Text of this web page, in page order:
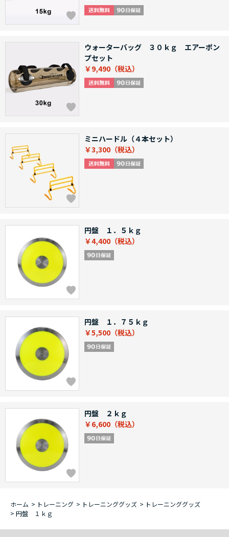
ウォーターバッグ ３０ｋｇ エアーポン
プセット
￥9,490
ミニハードル（４本セット）
￥3,300
円盤 １．５ｋｇ
￥4,400
円盤 １．７５ｋｇ
￥5,500
円盤 ２ｋｇ
￥6,600
ホーム > トレーニング > トレーニンググッズ > トレーニンググッズ
> 円盤 １ｋｇ